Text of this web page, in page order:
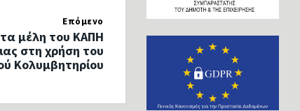
Επόμενο
μέλη του ΚΑΠΗ
στη χρήση του
Κολυμβητηρίου